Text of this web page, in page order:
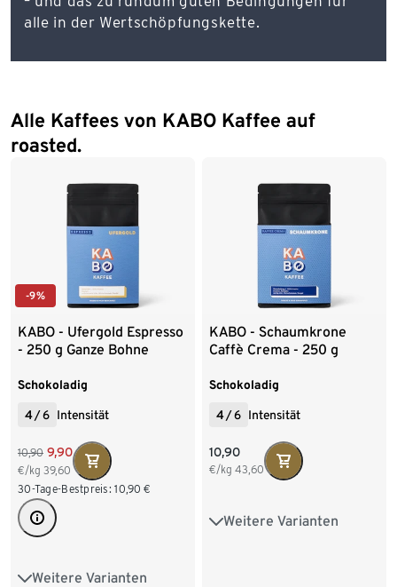
alle in der Wertschöpfungskette.
Alle Kaffees von KABO Kaffee auf
roasted.
-9%
KABO - Ufergold Espresso
- 250 g Ganze Bohne
Schokoladig
4/6 Intensität
10,90 9,90
€/kg 39,60
30-Tage-Bestpreis: 10,90 €
Weitere Varianten
250 g Ganze Bohne
KABO - Schaumkrone
Caffè Crema - 250 g
Schokoladig
4/6 Intensität
10,90
€/kg 43,60
Weitere Varianten
250 g Ganze Bohne